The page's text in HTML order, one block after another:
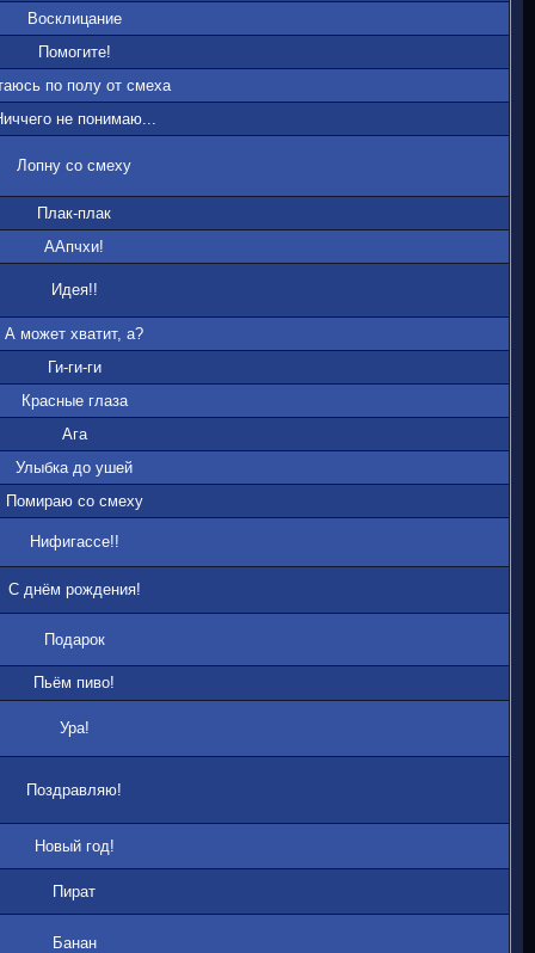
Восклицание
Помогите!
по полу от смеха
не понимаю...
Лопну со смеху
Плак-плак
ААпчхи!
Идея!!
А может хватит, а?
Ги-ги-ги
Красные глаза
Ага
Улыбка до ушей
Помираю со смеху
Нифигассе!!
С днём рождения!
Подарок
Пьём пиво!
Ура!
Поздравляю!
Новый год!
Пират
Банан